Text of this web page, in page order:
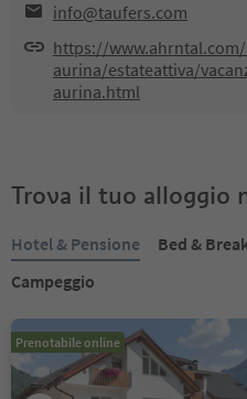
info@taufers.com
https://
aurina/estateattiva/
aurina.html
Trova il tuo alloggio
Hotel & Pensione Bed &
Campeggio
Prenotabile online